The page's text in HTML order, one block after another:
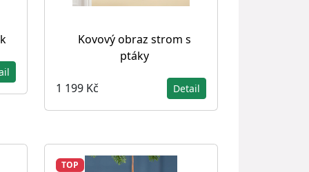
Kovový obraz strom s
ptáky
1 199 Kč Detail
TOP